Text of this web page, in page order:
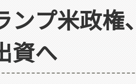
ンプ米政
資へ